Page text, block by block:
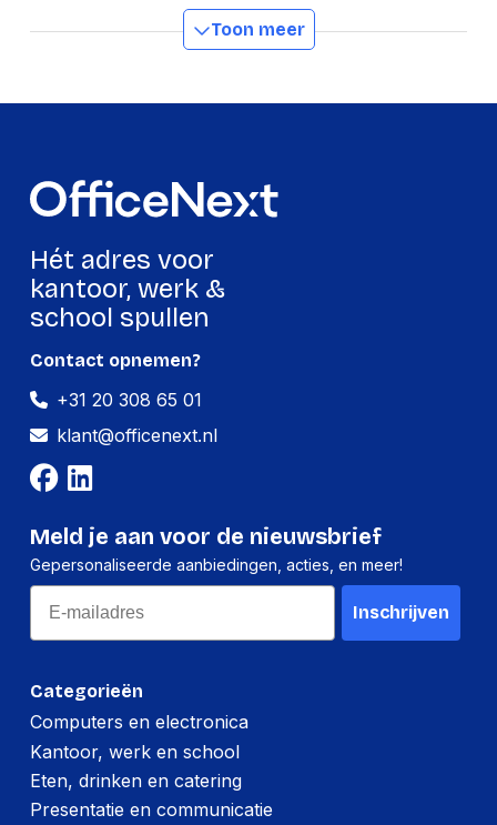
Label Description
2000 BV
Adres: Dompel 9,
2200 Herentals,
E-mail: info@domo-
Elektrisch apparaat.
Lees vóór gebruik de
Productformaat
Lengte
0 mm
Gewicht
Verpakking
Toon meer
Hét adres voor
kantoor, werk &
school spullen
Categorieën
Computers en electronica
Kantoor, werk en school
Eten, drinken en catering
Presentatie en communicatie
Contact opnemen?
+31 20 308 65 01
klant@officenext.nl
Meld je aan voor de nieuwsbrief
Gepersonaliseerde aanbiedingen, acties, en meer!
Email
Inschrijven